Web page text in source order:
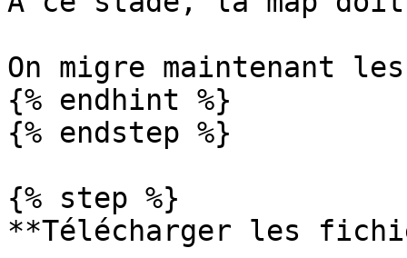
On migre maintenant
{% endhint %}
{% endstep %}
{% step %}
**Télécharger les